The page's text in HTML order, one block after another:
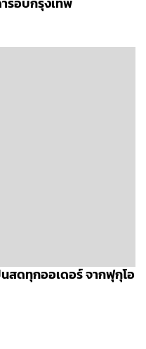
สดทุกออเดอร์ จากฟุกุโอ